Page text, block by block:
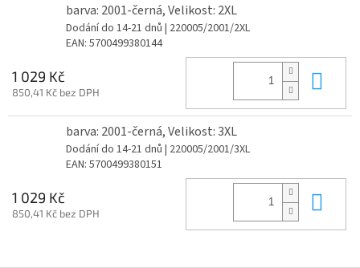
barva: 2001-černá, Velikost: 2XL
Dodání do 14-21 dnů | 220005/2001/2XL
EAN: 5700499380144
1 029 Kč
850,41 Kč bez DPH
barva: 2001-černá, Velikost: 3XL
Dodání do 14-21 dnů | 220005/2001/3XL
EAN: 5700499380151
1 029 Kč
850,41 Kč bez DPH